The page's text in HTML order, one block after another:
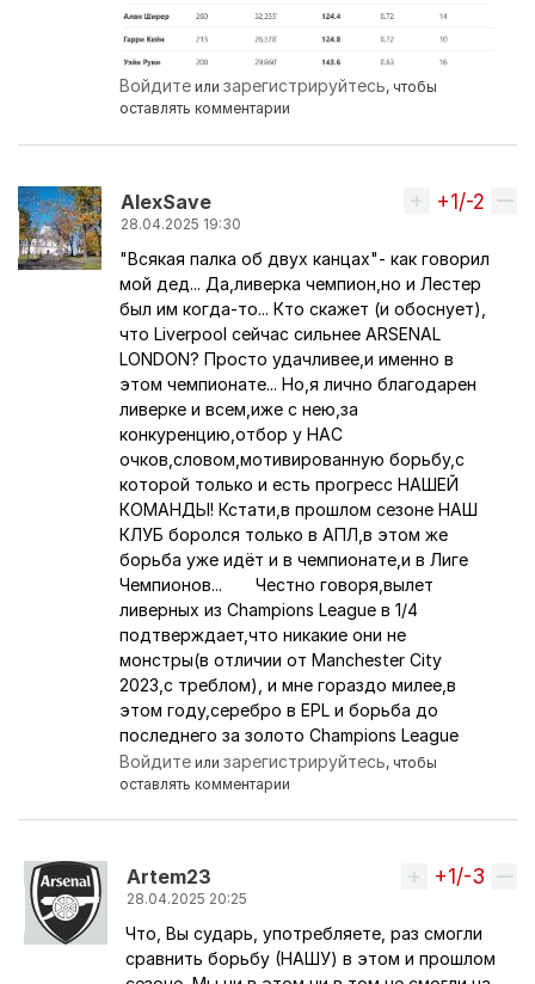
Войдите илизарегистрируйтесь, чтобы
оставлять комментарии
AlexSave
28.04.2025 19:30
Вверх
+1/-2
"Всякая палка об двух канцах"- как говорил
мой дед... Да,ливерка чемпион,но и Лестер
был им когда-то... Кто скажет (и обоснует),
что Liverpool сейчас сильнее ARSENAL
LONDON? Просто удачливее,и именно в
этом чемпионате... Но,я лично благодарен
ливерке и всем,иже с нею,за
конкуренцию,отбор у НАС
очков,словом,мотивированную борьбу,с
которой только и есть прогресс НАШЕЙ
КОМАНДЫ! Кстати,в прошлом сезоне НАШ
КЛУБ боролся только в АПЛ,в этом же
борьба уже идёт и в чемпионате,и в Лиге
Чемпионов... Честно говоря,вылет
ливерных из Champions League в 1/4
подтверждает,что никакие они не
монстры(в отличии от Manchester City
2023,с треблом), и мне гораздо милее,в
этом году,серебро в EPL и борьба до
последнего за золото Champions League
Войдите илизарегистрируйтесь, чтобы
оставлять комментарии
Artem23
28.04.2025 20:25
Ответ на комментарий пользователяAlexSave
Вверх
+1/-3
Что, Вы сударь, употребляете, раз смогли
сравнить борьбу (НАШУ) в этом и прошлом